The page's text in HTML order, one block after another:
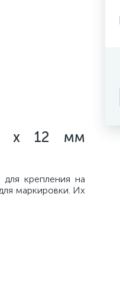
x 12 мм
для крепления на
маркировки. Их